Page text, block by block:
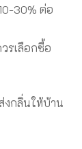
30% ต่อ
รเลือกซื้อ
งกลิ่นให้บ้าน